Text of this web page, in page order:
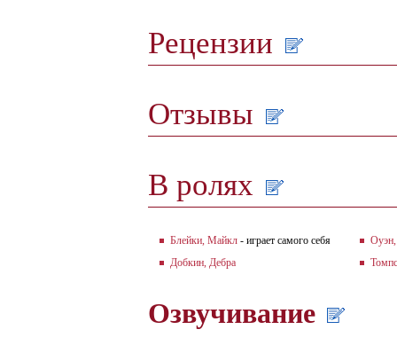
Рецензии
Отзывы
В ролях
Блейки, Майкл - играет самого себя
Добкин, Дебра
Озвучивание